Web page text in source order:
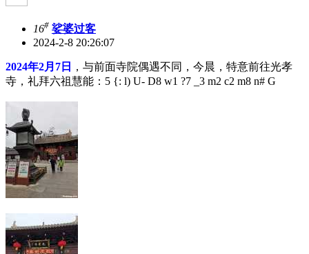
16# 娑婆过客
2024-2-8 20:26:07
2024年2月7日
，与前面寺院偶遇不同，今晨，特意前往光孝
寺，礼拜六祖慧能： 5 {: l) U- D8 w1 ?7 _3 m2 c2 m8 n# G